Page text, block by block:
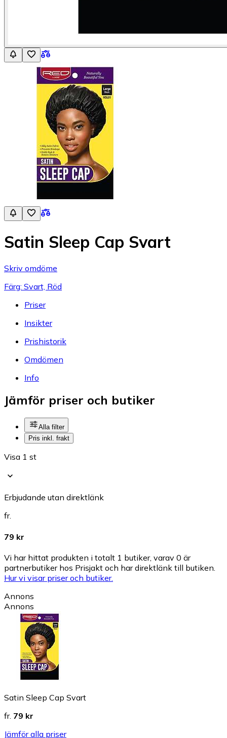
Satin Sleep Cap Svart
Skriv omdöme
Färg: Svart, Röd
Priser
Insikter
Prishistorik
Omdömen
Info
Jämför priser och butiker
Alla filter
Pris inkl. frakt
Visa 1 st
Erbjudande utan direktlänk
fr.
79 kr
Vi har hittat produkten i totalt 1 butiker, varav 0 är
partnerbutiker hos Prisjakt och har direktlänk till butiken.
Hur vi visar priser och butiker.
Annons
Annons
Satin Sleep Cap Svart
fr. 79 kr
Jämför alla priser